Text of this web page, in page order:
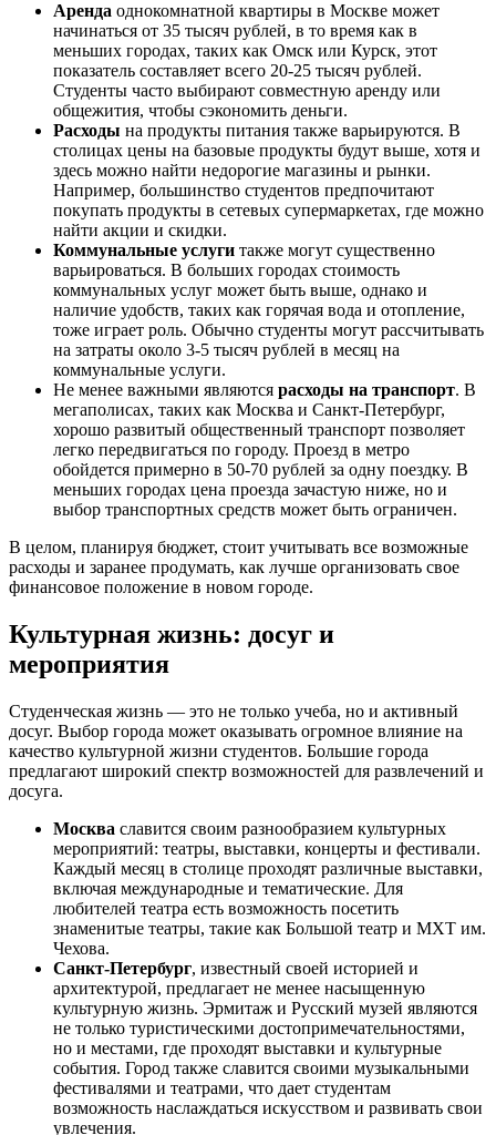
Аренда однокомнатной квартиры в Москве может
начинаться от 35 тысяч рублей, в то время как в
меньших городах, таких как Омск или Курск, этот
показатель составляет всего 20-25 тысяч рублей.
Студенты часто выбирают совместную аренду или
общежития, чтобы сэкономить деньги.
Расходы на продукты питания также варьируются. В
столицах цены на базовые продукты будут выше, хотя и
здесь можно найти недорогие магазины и рынки.
Например, большинство студентов предпочитают
покупать продукты в сетевых супермаркетах, где можно
найти акции и скидки.
Коммунальные услуги также могут существенно
варьироваться. В больших городах стоимость
коммунальных услуг может быть выше, однако и
наличие удобств, таких как горячая вода и отопление,
тоже играет роль. Обычно студенты могут рассчитывать
на затраты около 3-5 тысяч рублей в месяц на
коммунальные услуги.
Не менее важными являются расходы на транспорт. В
мегаполисах, таких как Москва и Санкт-Петербург,
хорошо развитый общественный транспорт позволяет
легко передвигаться по городу. Проезд в метро
обойдется примерно в 50-70 рублей за одну поездку. В
меньших городах цена проезда зачастую ниже, но и
выбор транспортных средств может быть ограничен.
В целом, планируя бюджет, стоит учитывать все возможные
расходы и заранее продумать, как лучше организовать свое
финансовое положение в новом городе.
Культурная жизнь: досуг и
мероприятия
Студенческая жизнь — это не только учеба, но и активный
досуг. Выбор города может оказывать огромное влияние на
качество культурной жизни студентов. Большие города
предлагают широкий спектр возможностей для развлечений и
досуга.
Москва славится своим разнообразием культурных
мероприятий: театры, выставки, концерты и фестивали.
Каждый месяц в столице проходят различные выставки,
включая международные и тематические. Для
любителей театра есть возможность посетить
знаменитые театры, такие как Большой театр и МХТ им.
Чехова.
Санкт-Петербург, известный своей историей и
архитектурой, предлагает не менее насыщенную
культурную жизнь. Эрмитаж и Русский музей являются
не только туристическими достопримечательностями,
но и местами, где проходят выставки и культурные
события. Город также славится своими музыкальными
фестивалями и театрами, что дает студентам
возможность наслаждаться искусством и развивать свои
увлечения.